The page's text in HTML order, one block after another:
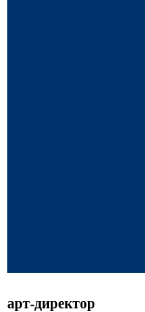
арт-директор